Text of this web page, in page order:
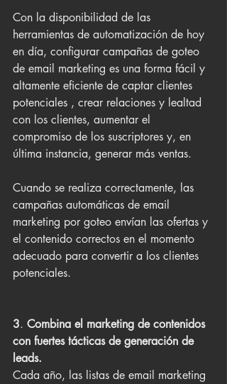
Con la disponibilidad de las
herramientas de automatización de hoy
en día, configurar campañas de goteo
de email marketing es una forma fácil y
altamente eficiente de captar clientes
potenciales , crear relaciones y lealtad
con los clientes, aumentar el
compromiso de los suscriptores y, en
última instancia, generar más ventas.
Cuando se realiza correctamente, las
campañas automáticas de email
marketing por goteo envían las ofertas y
el contenido correctos en el momento
adecuado para convertir a los clientes
potenciales.
3. Combina el marketing de contenidos
con fuertes tácticas de generación de
leads.
Cada año, las listas de email marketing